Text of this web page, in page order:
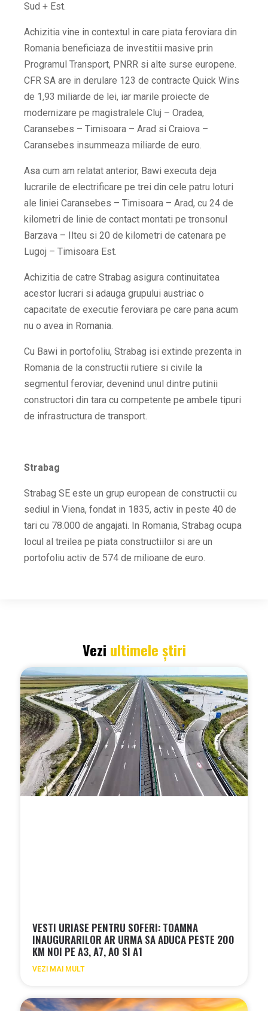
Sud + Est.
Achizitia vine in contextul in care piata feroviara din
Romania beneficiaza de investitii masive prin
Programul Transport, PNRR si alte surse europene.
CFR SA are in derulare 123 de contracte Quick Wins
de 1,93 miliarde de lei, iar marile proiecte de
modernizare pe magistralele Cluj – Oradea,
Caransebes – Timisoara – Arad si Craiova –
Caransebes insummeaza miliarde de euro.
Asa cum am relatat anterior, Bawi executa deja
lucrarile de electrificare pe trei din cele patru loturi
ale liniei Caransebes – Timisoara – Arad, cu 24 de
kilometri de linie de contact montati pe tronsonul
Barzava – Ilteu si 20 de kilometri de catenara pe
Lugoj – Timisoara Est.
Achizitia de catre Strabag asigura continuitatea
acestor lucrari si adauga grupului austriac o
capacitate de executie feroviara pe care pana acum
nu o avea in Romania.
Cu Bawi in portofoliu, Strabag isi extinde prezenta in
Romania de la constructii rutiere si civile la
segmentul feroviar, devenind unul dintre putinii
constructori din tara cu competente pe ambele tipuri
de infrastructura de transport.
Strabag
Strabag SE este un grup european de constructii cu
sediul in Viena, fondat in 1835, activ in peste 40 de
tari cu 78.000 de angajati. In Romania, Strabag ocupa
locul al treilea pe piata constructiilor si are un
portofoliu activ de 574 de milioane de euro.
Vezi ultimele știri
VESTI URIASE PENTRU SOFERI: TOAMNA
INAUGURARILOR AR URMA SA ADUCA PESTE 200
KM NOI PE A3, A7, A0 SI A1
VEZI MAI MULT